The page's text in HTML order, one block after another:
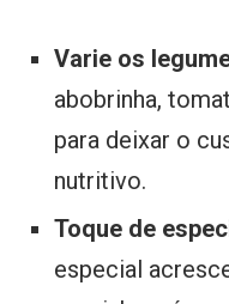
Varie os
abobrinha,
para deixar o
nutritivo.
Toque de
especial